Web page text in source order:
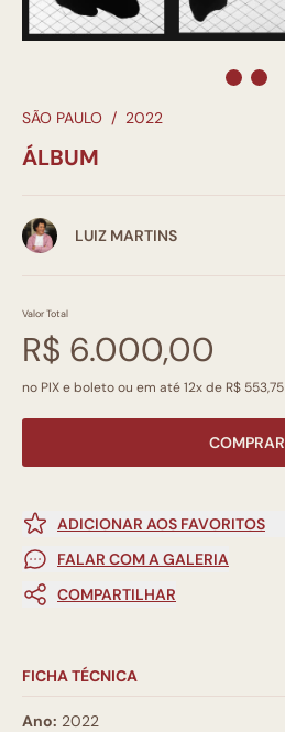
SÃO PAULO / 2022
ÁLBUM
LUIZ MARTINS
Valor Total
R$ 6.000,00
no PIX e boleto ou em até 12x de R$ 553,75
COMPRAR
ADICIONAR AOS FAVORITOS
FALAR COM A GALERIA
COMPARTILHAR
FICHA TÉCNICA
Ano: 2022